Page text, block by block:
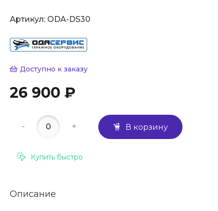
Артикул: ODA-DS30
Доступно к заказу
26 900 ₽
- + В корзину
Купить быстро
Описание